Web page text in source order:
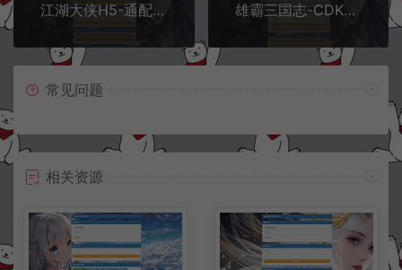
江湖大侠H5-通配CDK游戏账号授权后台+GM授权后台+使用教程
雄霸三国志-CDK账号授权后台+GM授权后台+使用教程
常见问题
相关资源